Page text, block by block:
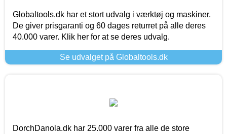
Globaltools.dk har et stort udvalg i værktøj og maskiner.
De giver prisgaranti og 60 dages returret på alle deres
40.000 varer. Klik her for at se deres udvalg.
Se udvalget på Globaltools.dk
DorchDanola.dk har 25.000 varer fra alle de store